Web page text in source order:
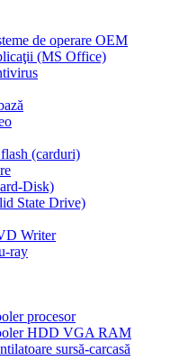
de operare OEM
(MS Office)
(carduri)
Disk)
State Drive)
Writer
ray
procesor
HDD VGA RAM
sursă-carcasă